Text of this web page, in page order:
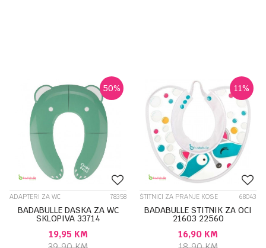
50%
ADAPTERI ZA WC 78358
BADABULLE DASKA ZA WC
SKLOPIVA 33714
19,95 KM
11%
ŠTITNICI ZA PRANJE KOSE 68043
BADABULLE STITNIK ZA OCI
21603 22560
16,90 KM